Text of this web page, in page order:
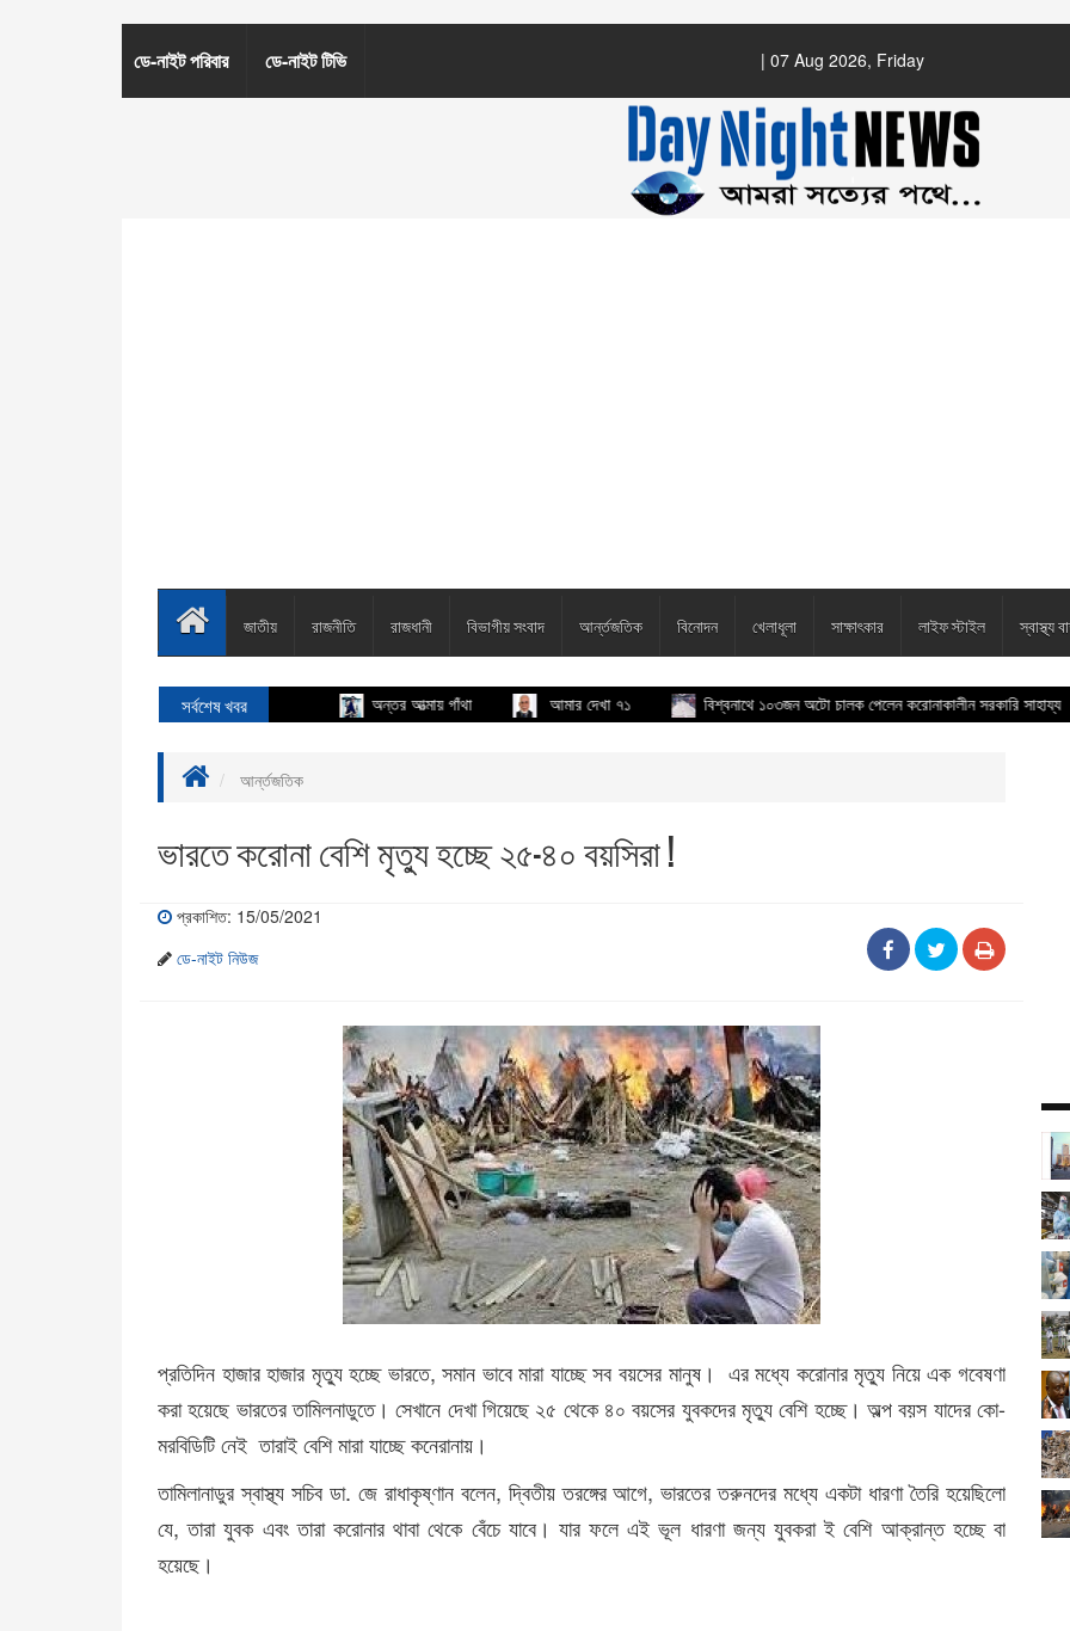
ডে-নাইট পরিবার ডে-নাইট টিভি | 07 Aug 2026, Friday
জাতীয় রাজনীতি রাজধানী বিভাগীয় সংবাদ আর্ন্তজতিক বিনোদন খেলাধূলা সাক্ষাৎকার লাইফ স্টাইল স্বাস্থ্য
সর্বশেষ খবর অন্তর আত্মায় গাঁথা আমার দেখা ৭১ বিশ্বনাথে ১০৩জন অটো চালক পেলেন করোনাকালীন সরকারি সাহায্য
আর্ন্তজতিক
ভারতে করোনা বেশি মৃত্যু হচ্ছে ২৫-৪০ বয়সিরা !
প্রকাশিত: 15/05/2021
ডে-নাইট নিউজ
প্রতিদিন হাজার হাজার মৃত্যু হচ্ছে ভারতে, সমান ভাবে মারা যাচ্ছে সব বয়সের মানুষ। এর মধ্যে করোনার মৃত্যু নিয়ে এক গবেষণা
করা হয়েছে ভারতের তামিলনাডুতে। সেখানে দেখা গিয়েছে ২৫ থেকে ৪০ বয়সের যুবকদের মৃত্যু বেশি হচ্ছে। অল্প বয়স যাদের কো-
মরবিডিটি নেই তারাই বেশি মারা যাচ্ছে কনেরানায়।
তামিলানাডুর স্বাস্থ্য সচিব ডা. জে রাধাকৃষ্ণান বলেন, দ্বিতীয় তরঙ্গের আগে, ভারতের তরুনদের মধ্যে একটা ধারণা তৈরি হয়েছিলো
যে, তারা যুবক এবং তারা করোনার থাবা থেকে বেঁচে যাবে। যার ফলে এই ভূল ধারণা জন্য যুবকরা ই বেশি আক্রান্ত হচ্ছে বা
হয়েছে।